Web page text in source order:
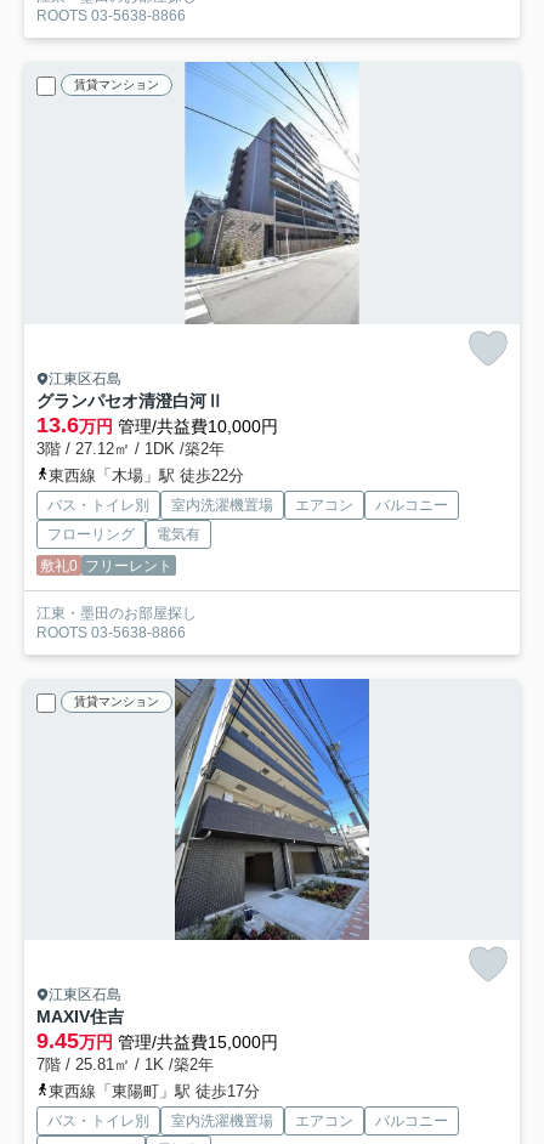
ROOTS 03-5638-8866
賃貸マンション
江東区石島
グランパセオ清澄白河Ⅱ
13.6万円 管理/共益費10,000円
3階 / 27.12㎡ / 1DK /築2年
東西線「木場」駅 徒歩22分
バス・トイレ別 室内洗濯機置場 エアコン
バルコニー
フローリング
電気有
敷礼0 フリーレント
江東・墨田のお部屋探し
ROOTS 03-5638-8866
賃貸マンション
江東区石島
MAXIV住吉
9.45万円 管理/共益費15,000円
7階 / 25.81㎡ / 1K /築2年
東西線「東陽町」駅 徒歩17分
バス・トイレ別 室内洗濯機置場 エアコン
バルコニー